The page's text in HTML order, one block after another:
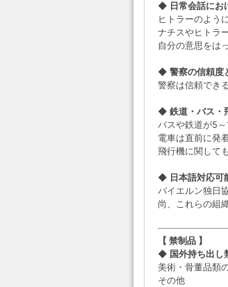
◆ 日常会話にお
ヒトラーのよう
ナチスやヒトラ
自分の意思をは
◆ 警察の信頼度
警察は信頼できる
◆ 鉄道・バス・
バスや鉄道が5～
電車は直前に発
飛行機に関して
◆ 日本語対応可
バイエルン独日
尚、これらの組
【 禁制品 】
◆ 国外持ち出し
美術・骨董品類
その他